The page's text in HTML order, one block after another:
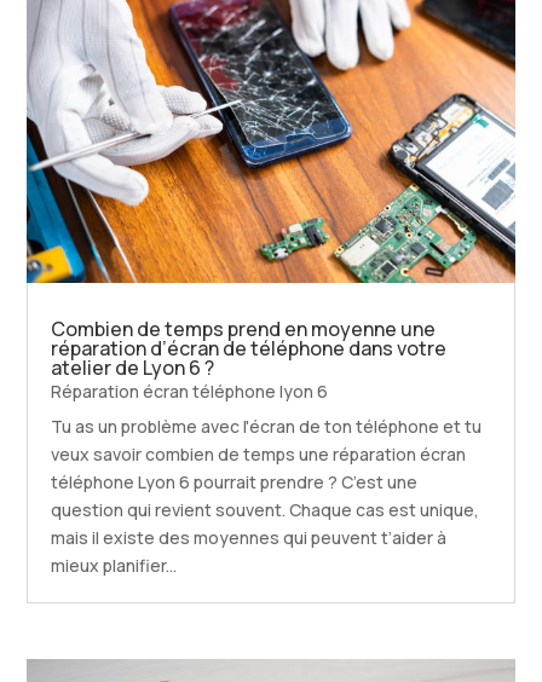
Combien de temps prend en moyenne une
réparation d’écran de téléphone dans votre
atelier de Lyon 6 ?
Réparation écran téléphone lyon 6
Tu as un problème avec l'écran de ton téléphone et tu
veux savoir combien de temps une réparation écran
téléphone Lyon 6 pourrait prendre ? C’est une
question qui revient souvent. Chaque cas est unique,
mais il existe des moyennes qui peuvent t’aider à
mieux planifier...